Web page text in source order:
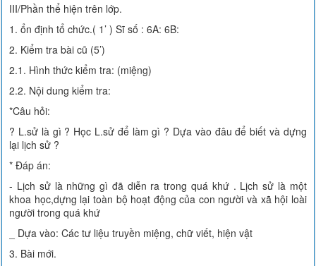
III/Phần thể hiện trên lớp.
1. ổn định tổ chức.( 1’ ) Sĩ số : 6A: 6B:
2. Kiểm tra bài cũ (5’)
2.1. Hình thức kiểm tra: (miệng)
2.2. Nội dung kiểm tra:
*Câu hỏi:
? L.sử là gì ? Học L.sử để làm gì ? Dựa vào đâu để biết và dựng
lại lịch sử ?
* Đáp án:
- Lịch sử là những gì đã diễn ra trong quá khứ . Lịch sử là một
khoa học,dựng lại toàn bộ hoạt động của con người và xã hội loài
người trong quá khứ
_ Dựa vào: Các tư liệu truyền miệng, chữ viết, hiện vật
3. Bài mới.